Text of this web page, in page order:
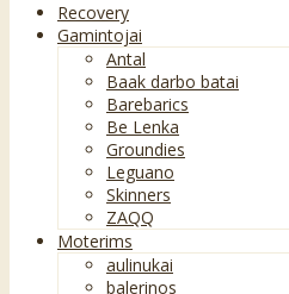
Recovery
Gamintojai
Antal
Baak darbo batai
Barebarics
Be Lenka
Groundies
Leguano
Skinners
ZAQQ
Moterims
aulinukai
balerinos